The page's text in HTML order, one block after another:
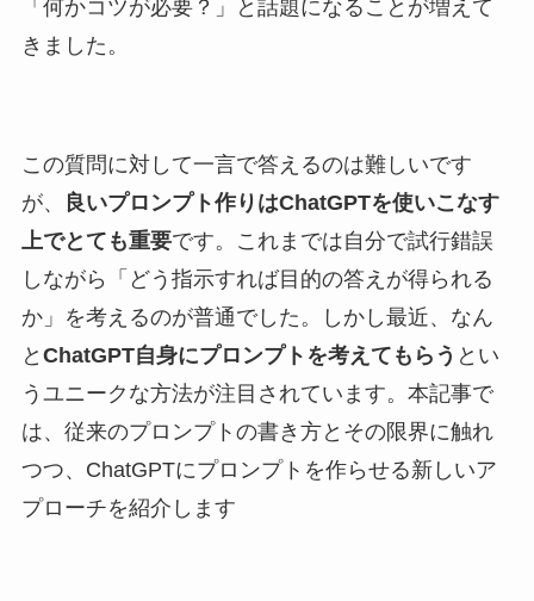
「何かコツが必要？」と話題になることが増えて
きました。
この質問に対して一言で答えるのは難しいです
が、
良いプロンプト作りはChatGPTを使いこなす
上でとても重要です。これまでは自分で試行錯誤
しながら「どう指示すれば目的の答えが得られる
か」を考えるのが普通でした。しかし最近、なん
と ChatGPT自身にプロンプトを考えてもらう とい
うユニークな方法が注目されています。本記事で
は、従来のプロンプトの書き方とその限界に触れ
つつ、ChatGPTにプロンプトを作らせる新しいア
プローチを紹介します